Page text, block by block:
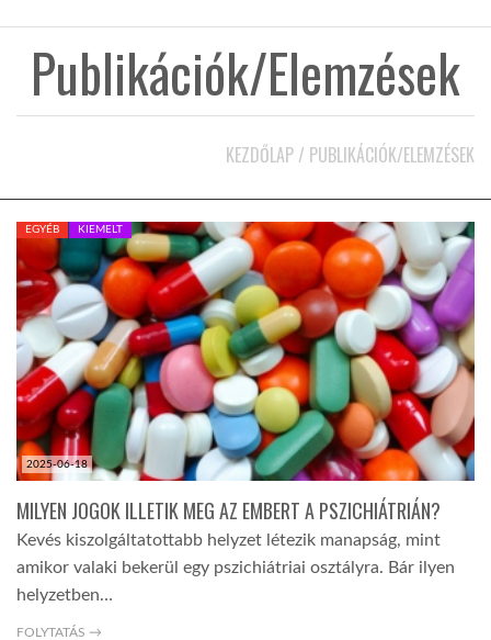
HÍR3D
TROPICALMAGAZIN
GLOBOTV
AFRIKA TUDÁSTÁR
A NAP SZÉPE
LINKTR.EE
Publikációk/Elemzések
KEZDŐLAP / PUBLIKÁCIÓK/ELEMZÉSEK
2025-06-18
EGYÉB KIEMELT
MILYEN JOGOK ILLETIK MEG AZ EMBERT A PSZICHIÁTRIÁN?
Kevés kiszolgáltatottabb helyzet létezik manapság, mint
amikor valaki bekerül egy pszichiátriai osztályra. Bár ilyen
helyzetben…
FOLYTATÁS →